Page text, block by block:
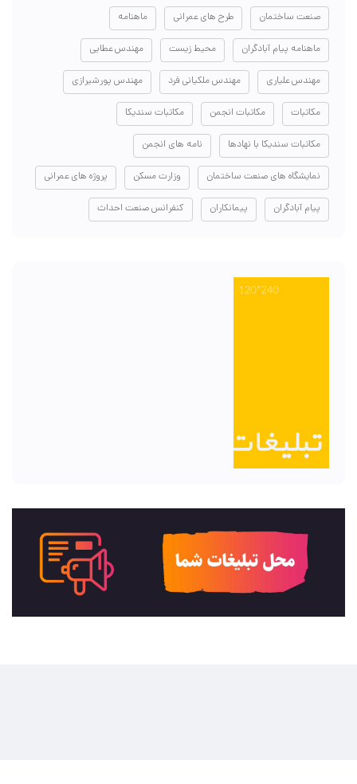
صنعت ساختمان طرح های عمرانی ماهنامه
ماهنامه پیام آبادگران محیط زیست مهندس عطایی
مهندس علیاری مهندس ملکیانی فرد مهندس پورشیرازی
مکاتبات مکاتبات انجمن مکاتبات سندیکا
مکاتبات سندیکا با نهادها نامه های انجمن
نمایشگاه های صنعت ساختمان وزارت مسکن پروژه های عمرانی
پیام آبادگران پیمانکاران کنفرانس صنعت احداث